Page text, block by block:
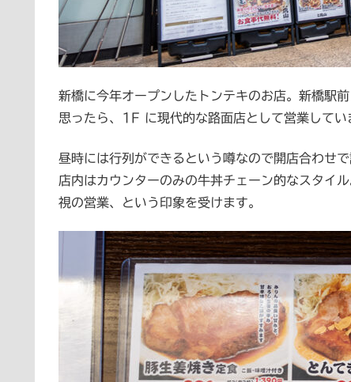
新橋に今年オープンしたトンテキのお店。新橋駅
思ったら、1F に現代的な路面店として営業してい
昼時には行列ができるという噂なので開店合わせで
店内はカウンターのみの牛丼チェーン的なスタイ
視の営業、という印象を受けます。